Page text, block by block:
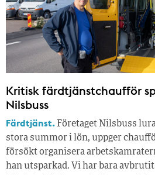
Kritisk färdtjänstchaufför
Nilsbuss
Färdtjänst. Företaget Nilsbuss
stora summor i lön, uppger
försökt organisera
han utsparkad. Vi har bara